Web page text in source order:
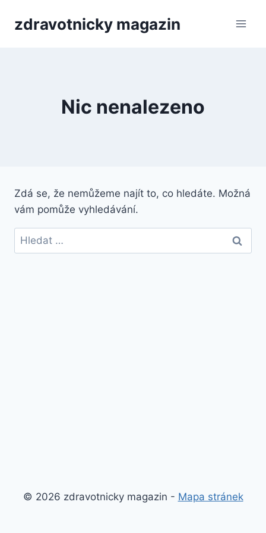
zdravotnicky magazin
Nic nenalezeno
Zdá se, že nemůžeme najít to, co hledáte. Možná
vám pomůže vyhledávání.
Vyhledávání
© 2026 zdravotnicky magazin - Mapa stránek